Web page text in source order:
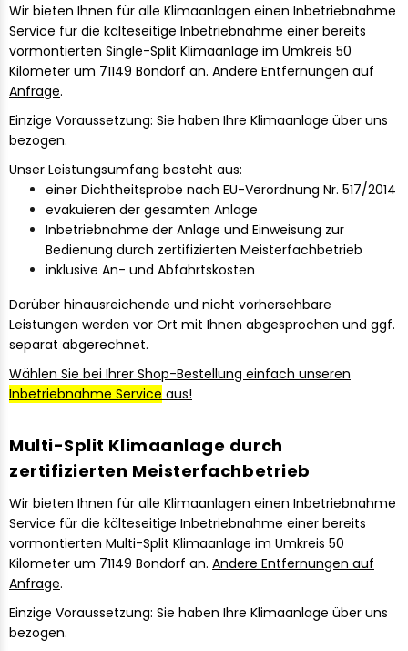
Wir bieten Ihnen für alle Klimaanlagen einen Inbetriebnahme
Service für die kälteseitige Inbetriebnahme einer bereits
vormontierten Single-Split Klimaanlage im Umkreis 50
Kilometer um 71149 Bondorf an. Andere Entfernungen auf
Anfrage.
Einzige Voraussetzung: Sie haben Ihre Klimaanlage über uns
bezogen.
Unser Leistungsumfang besteht aus:
einer Dichtheitsprobe nach EU-Verordnung Nr. 517/2014
evakuieren der gesamten Anlage
Inbetriebnahme der Anlage und Einweisung zur
Bedienung durch zertifizierten Meisterfachbetrieb
inklusive An- und Abfahrtskosten
Darüber hinausreichende und nicht vorhersehbare
Leistungen werden vor Ort mit Ihnen abgesprochen und ggf.
separat abgerechnet.
Wählen Sie bei Ihrer Shop-Bestellung einfach unseren
Inbetriebnahme Service aus!
Multi-Split Klimaanlage durch
zertifizierten Meisterfachbetrieb
Wir bieten Ihnen für alle Klimaanlagen einen Inbetriebnahme
Service für die kälteseitige Inbetriebnahme einer bereits
vormontierten Multi-Split Klimaanlage im Umkreis 50
Kilometer um 71149 Bondorf an. Andere Entfernungen auf
Anfrage.
Einzige Voraussetzung: Sie haben Ihre Klimaanlage über uns
bezogen.